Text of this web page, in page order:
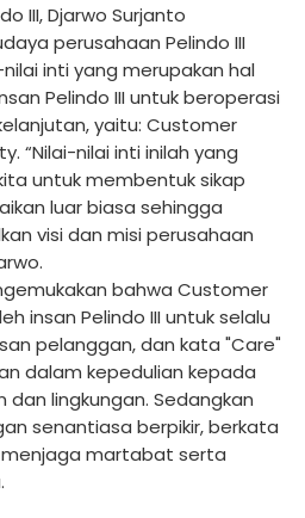
III, Djarwo Surjanto
perusahaan Pelindo III
inti yang merupakan hal
Pelindo III untuk beroperasi
yaitu: Customer
“Nilai-nilai inti inilah yang
untuk membentuk sikap
luar biasa sehingga
visi dan misi perusahaan
bahwa Customer
insan Pelindo III untuk selalu
pelanggan, dan kata "Care"
dalam kepedulian kepada
lingkungan. Sedangkan
senantiasa berpikir, berkata
martabat serta